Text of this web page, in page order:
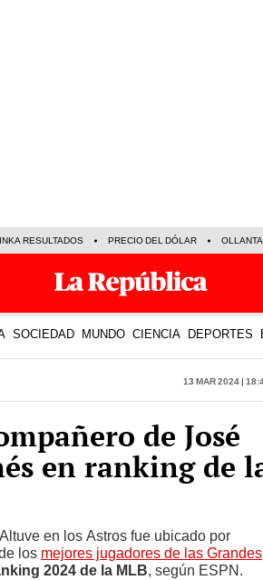
RESULTADOS PRECIO DEL DÓLAR
SOCIEDAD MUNDO CIENCIA DEPORTES
13 Mar 2024 |
de José
en ranking de
en los Astros fue ubicado por
los mejores jugadores de las Grandes
2024 de la MLB, según ESPN.